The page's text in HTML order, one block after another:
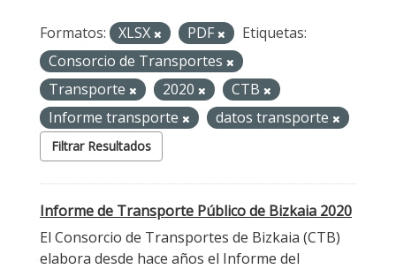
Formatos: XLSX PDF
Etiquetas:
Consorcio de Transportes
Transporte
2020
CTB
Informe transporte
datos transporte
Filtrar Resultados
Informe de Transporte Público de Bizkaia 2020
El Consorcio de Transportes de Bizkaia (CTB)
elabora desde hace años el Informe del